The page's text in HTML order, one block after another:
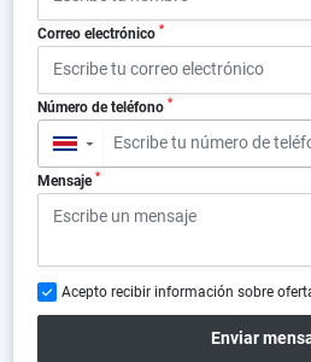
Correo electrónico *
Número de teléfono *
▼
Mensaje *
Acepto recibir información sobre
Enviar